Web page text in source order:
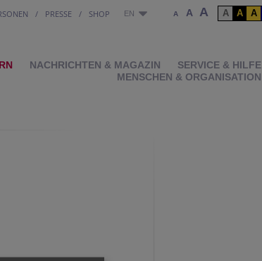
PRESSE SHOP EN A A A A A A
NACHRICHTEN & MAGAZIN
SERVICE & HILFE
MENSCHEN & ORGANISATION